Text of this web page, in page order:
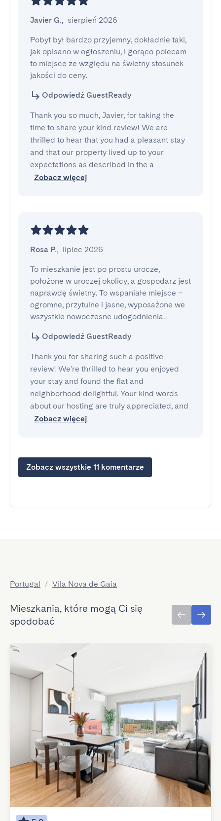
Javier G., sierpień 2026
Pobyt był bardzo przyjemny, dokładnie taki,
jak opisano w ogłoszeniu, i gorąco polecam
to miejsce ze względu na świetny stosunek
jakości do ceny.
Odpowiedź GuestReady
Thank you so much, Javier, for taking the
time to share your kind review! We are
thrilled to hear that you had a pleasant stay
and that our property lived up to your
expectations as described in the a
Zobacz więcej
Rosa P., lipiec 2026
To mieszkanie jest po prostu urocze,
położone w uroczej okolicy, a gospodarz jest
naprawdę świetny. To wspaniałe miejsce –
ogromne, przytulne i jasne, wyposażone we
wszystkie nowoczesne udogodnienia.
Odpowiedź GuestReady
Thank you for sharing such a positive
review! We're thrilled to hear you enjoyed
your stay and found the flat and
neighborhood delightful. Your kind words
about our hosting are truly appreciated, and
Zobacz więcej
Zobacz wszystkie 11 komentarze
Portugal / Vila Nova de Gaia
Mieszkania, które mogą Ci się
spodobać